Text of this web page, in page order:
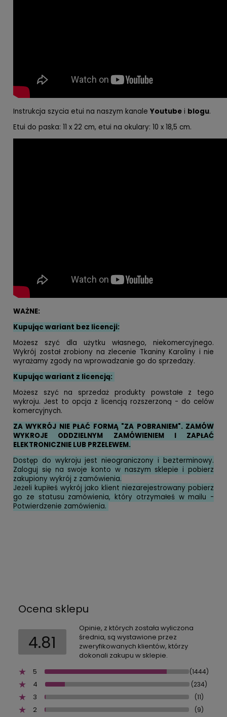
Instrukcja szycia etui na naszym kanale Youtube i blogu.
Etui do paska: 11 x 22 cm, etui na okulary: 10 x 18,5 cm.
WAŻNE:
Kupując wariant bez licencji:
Możesz szyć dla użytku własnego, niekomercyjnego.
Wykrój został zrobiony na zlecenie Tkaniny Karoliny i nie
wyrażamy zgody na wprowadzanie go do sprzedaży.
Kupując wariant z licencją:
Możesz szyć na sprzedaż produkty powstałe z tego
wykroju. Jest to opcja z licencją rozszerzoną - do celów
komercyjnych.
ZA WYKRÓJ NIE PŁAĆ FORMĄ "ZA POBRANIEM". ZAMÓW
WYKROJE ODDZIELNYM ZAMÓWIENIEM I ZAPŁAĆ
ELEKTRONICZNIE LUB PRZELEWEM.
Dostęp do wykroju jest nieograniczony i bezterminowy.
Zaloguj się na swoje konto w naszym sklepie i pobierz
zakupiony wykrój z zamówienia.
Jeżeli kupiłeś wykrój jako klient niezarejestrowany pobierz
go ze statusu zamówienia, który otrzymałeś w mailu -
Potwierdzenie zamówienia.
Ocena sklepu
4.81
Opinie, z których została wyliczona
średnia, są wystawione przez
zweryfikowanych klientów, którzy
dokonali zakupu w sklepie.
5
(1444)
4 (234)
3 (11)
2 (9)